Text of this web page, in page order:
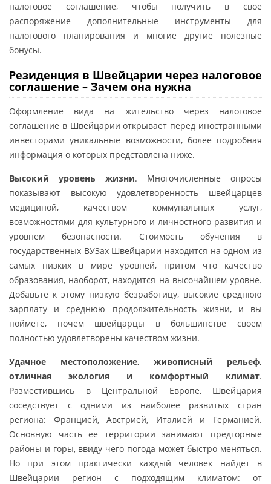
налоговое соглашение, чтобы получить в свое
распоряжение дополнительные инструменты для
налогового планирования и многие другие полезные
бонусы.
Резиденция в Швейцарии через налоговое
соглашение – Зачем она нужна
Оформление вида на жительство через налоговое
соглашение в Швейцарии открывает перед иностранными
инвесторами уникальные возможности, более подробная
информация о которых представлена ниже.
Высокий уровень жизни. Многочисленные опросы
показывают высокую удовлетворенность швейцарцев
медициной, качеством коммунальных услуг,
возможностями для культурного и личностного развития и
уровнем безопасности. Стоимость обучения в
государственных ВУЗах Швейцарии находится на одном из
самых низких в мире уровней, притом что качество
образования, наоборот, находится на высочайшем уровне.
Добавьте к этому низкую безработицу, высокие среднюю
зарплату и среднюю продолжительность жизни, и вы
поймете, почем швейцарцы в большинстве своем
полностью удовлетворены качеством жизни.
Удачное местоположение, живописный рельеф,
отличная экология и комфортный климат.
Разместившись в Центральной Европе, Швейцария
соседствует с одними из наиболее развитых стран
региона: Францией, Австрией, Италией и Германией.
Основную часть ее территории занимают предгорные
районы и горы, ввиду чего погода может быстро меняться.
Но при этом практически каждый человек найдет в
Швейцарии регион с подходящим климатом: от